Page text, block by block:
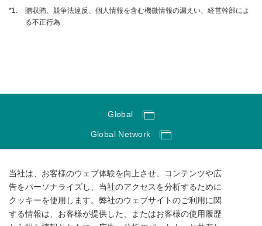
*1.
贈収賄、競争法違反、個人情報を含む機微情報の漏えい、経営幹部によ
る不正行為
Global
Global Network
ソーシャルメディアポリシー
個人情報保護方針
サイトマップ
当社は、お客様のウェブ体験を向上させ、コンテンツや広
告をパーソナライズし、当社のアクセスを分析するために
クッキーを使用します。弊社のウェブサイトのご利用に関
する情報は、お客様が提供した、またはお客様の使用履歴